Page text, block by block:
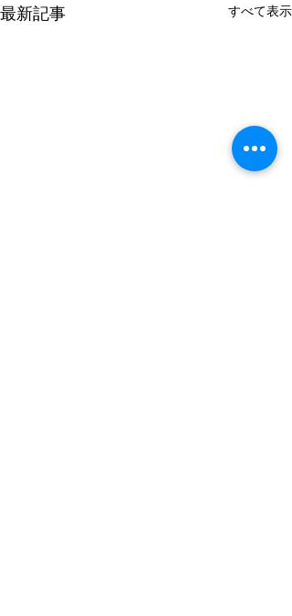
最新記事 すべて表示